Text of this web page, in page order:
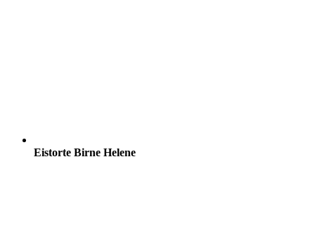
Eistorte Birne Helene